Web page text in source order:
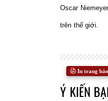
Oscar
trên thế giới.
In trang báo
Ý KIẾN